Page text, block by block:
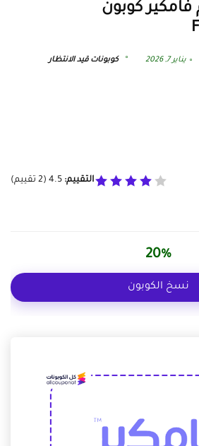
كوبون
يناير 7, 2026 كوبونات قيد الانتظار
التقييم: 4.5
(
2 تقييم)
20%
نسخ الكوبون